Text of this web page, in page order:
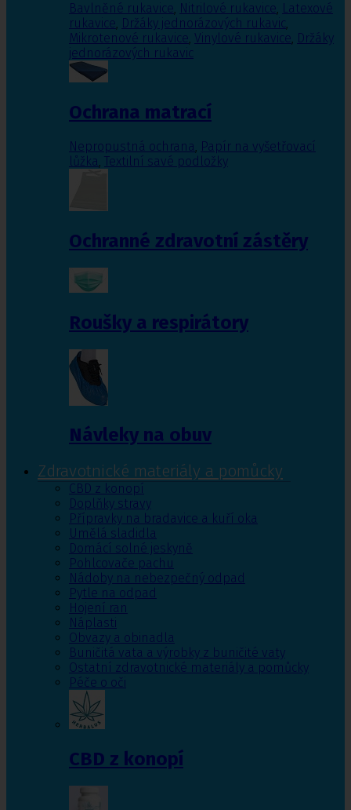
Bavlněné rukavice, Nitrilové rukavice, Latexové
rukavice, Držáky jednorázových rukavic,
Mikrotenové rukavice, Vinylové rukavice, Držáky
jednorázových rukavic
Ochrana matrací
Nepropustná ochrana, Papír na vyšetřovací
lůžka, Textilní savé podložky
Ochranné zdravotní zástěry
Roušky a respirátory
Návleky na obuv
Zdravotnické materiály a pomůcky
CBD z konopí
Doplňky stravy
Přípravky na bradavice a kuří oka
Umělá sladidla
Domácí solné jeskyně
Pohlcovače pachu
Nádoby na nebezpečný odpad
Pytle na odpad
Hojení ran
Náplasti
Obvazy a obinadla
Buničitá vata a výrobky z buničité vaty
Ostatní zdravotnické materiály a pomůcky
Péče o oči
CBD z konopí